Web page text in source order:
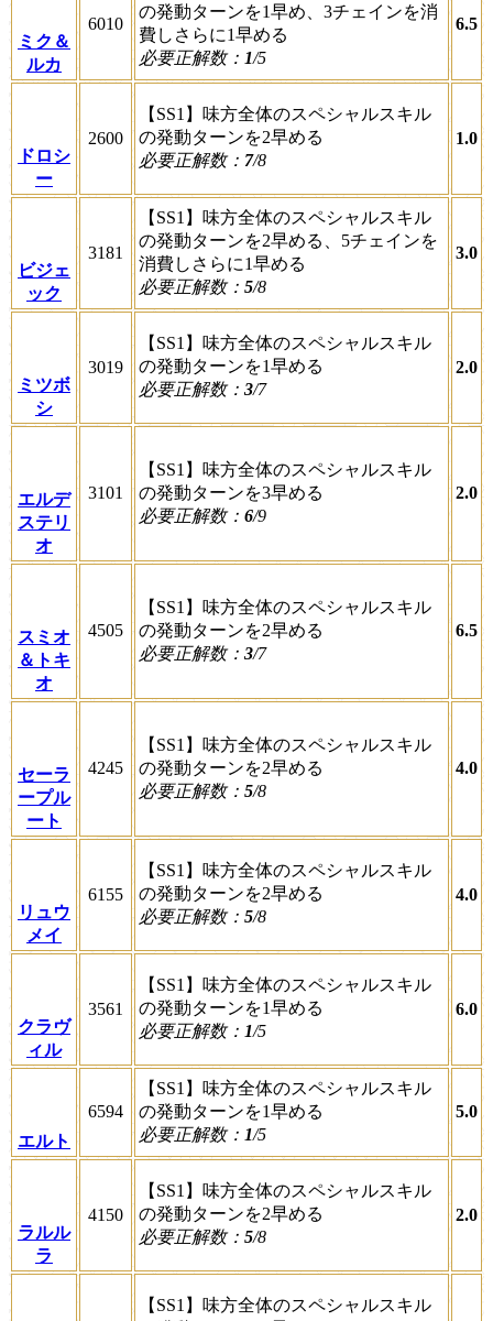
ミク＆
ルカ
6010
の発動ターンを1早め、3チェインを消
費しさらに1早める
必要正解数： 1/5
6.5
ドロシ
ー
2600
【SS1】味方全体のスペシャルスキル
の発動ターンを2早める
必要正解数： 7/8
1.0
ビジェ
ック
3181
【SS1】味方全体のスペシャルスキル
の発動ターンを2早める、5チェインを
消費しさらに1早める
必要正解数： 5/8
3.0
ミツボ
シ
3019
【SS1】味方全体のスペシャルスキル
の発動ターンを1早める
必要正解数： 3/7
2.0
エルデ
ステリ
オ
3101
【SS1】味方全体のスペシャルスキル
の発動ターンを3早める
必要正解数： 6/9
2.0
スミオ
＆トキ
オ
4505
【SS1】味方全体のスペシャルスキル
の発動ターンを2早める
必要正解数： 3/7
6.5
セーラ
ープル
ート
4245
【SS1】味方全体のスペシャルスキル
の発動ターンを2早める
必要正解数： 5/8
4.0
リュウ
メイ
6155
【SS1】味方全体のスペシャルスキル
の発動ターンを2早める
必要正解数： 5/8
4.0
クラヴ
ィル
3561
【SS1】味方全体のスペシャルスキル
の発動ターンを1早める
必要正解数： 1/5
6.0
エルト
6594
【SS1】味方全体のスペシャルスキル
の発動ターンを1早める
必要正解数： 1/5
5.0
ラルル
ラ
4150
【SS1】味方全体のスペシャルスキル
の発動ターンを2早める
必要正解数： 5/8
2.0
【SS1】味方全体のスペシャルスキル